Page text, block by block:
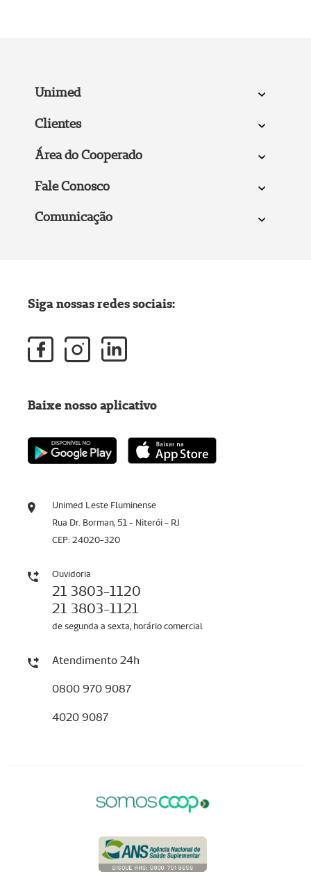
Unimed
Clientes
Área do Cooperado
Fale Conosco
Comunicação
Unimed Leste Fluminense
Rua Dr. Borman, 51 - Niterói - RJ
CEP: 24020-320
Ouvidoria
21 3803-1120
21 3803-1121
de segunda a sexta, horário comercial
Atendimento 24h
0800 970 9087
4020 9087
Siga nossas redes sociais:
Baixe nosso aplicativo